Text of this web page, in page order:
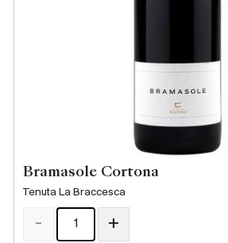
Bramasole Cortona
Tenuta La Braccesca
- +